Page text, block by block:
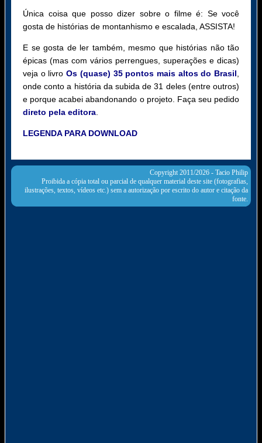
Única coisa que posso dizer sobre o filme é: Se você
gosta de histórias de montanhismo e escalada, ASSISTA!
E se gosta de ler também, mesmo que histórias não tão
épicas (mas com vários perrengues, superações e dicas)
veja o livroOs (quase) 35 pontos mais altos do Brasil
onde conto a história da subida de 31 deles (entre outros)
e porque acabei abandonando o projeto. Faça seu pedido
direto pela editora
LEGENDA PARA DOWNLOAD
Copyright 2011/2026 - Tacio Philip
Proibida a cópia total ou parcial de qualquer material deste site (fotografias,
ilustrações, textos, vídeos etc.) sem a autorização por escrito do autor e citação da
fonte.